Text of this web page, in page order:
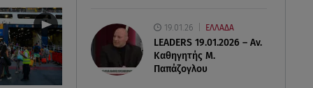
19.01.26 ΕΛΛΑΔΑ
LEADERS 19.01.2026 – Αν.
Καθηγητής Μ.
Παπάζογλου